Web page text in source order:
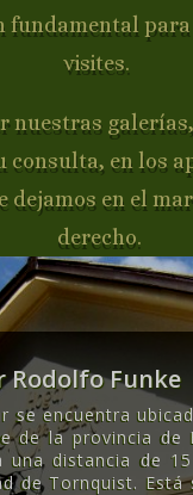
fundamental para
visites.
nuestras
consulta, en los
dejamos en el
derecho.
Rodolfo Funke
se encuentra
de la provincia de
una distancia de
de Tornquist. Está